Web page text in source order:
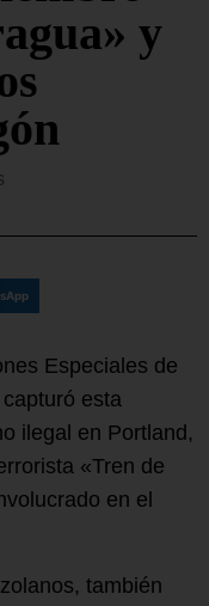
y
Especiales de
esta
ilegal en Portland,
«Tren de
en el
también